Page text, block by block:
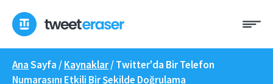
geç
AnaSayfa /Kaynaklar/Twitter'da Bir Telefon
Numarasını Etkili Bir Şekilde Doğrulama